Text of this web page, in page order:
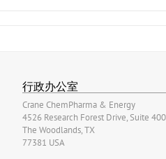
行政办公室
Crane ChemPharma & Energy
4526 Research Forest Drive, Suite 400
The Woodlands, TX
77381 USA